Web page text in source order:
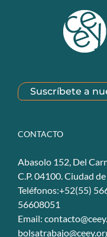
Suscríbete a
CONTACTO
Abasolo 152, Del
C.P. 04100. Ciudad
Teléfonos:+52(55)
56608051
Email: